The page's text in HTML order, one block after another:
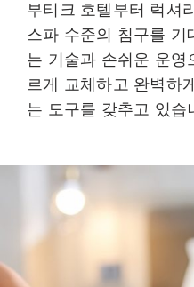
부티크 호텔부터 럭셔
스파 수준의 침구를
는 기술과 손쉬운 운
르게 교체하고 완벽하
는 도구를 갖추고 있습